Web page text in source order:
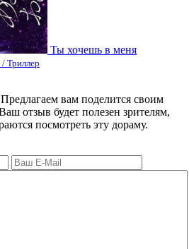
Ты хочешь в меня
Триллер
вам поделится своим
отзыв будет полезен зрителям,
посмотреть эту дораму.